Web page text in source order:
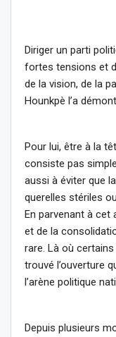
Diriger un parti
fortes tensions et
de la vision, de la
Hounkpè l’a
Pour lui, être à la
consiste pas
aussi à éviter que
querelles stériles
En parvenant à cet
et de la
rare. Là où
trouvé l’ouverture
l’arène politique
Depuis plusieurs